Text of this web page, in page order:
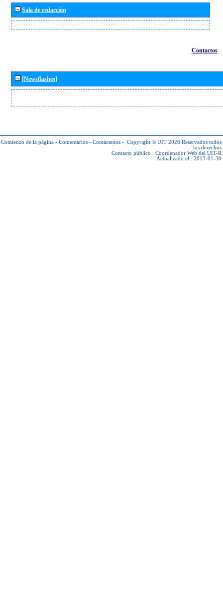
Sala de redacción
Contactos
[Newsflashes]
Comienzo de la página - Comentarios - Contáctenos - Copyright © UIT 2026 Reservados todos
los derechos
Contacto público : Coordenador Web del UIT-R
Actualizado el : 2013-01-30